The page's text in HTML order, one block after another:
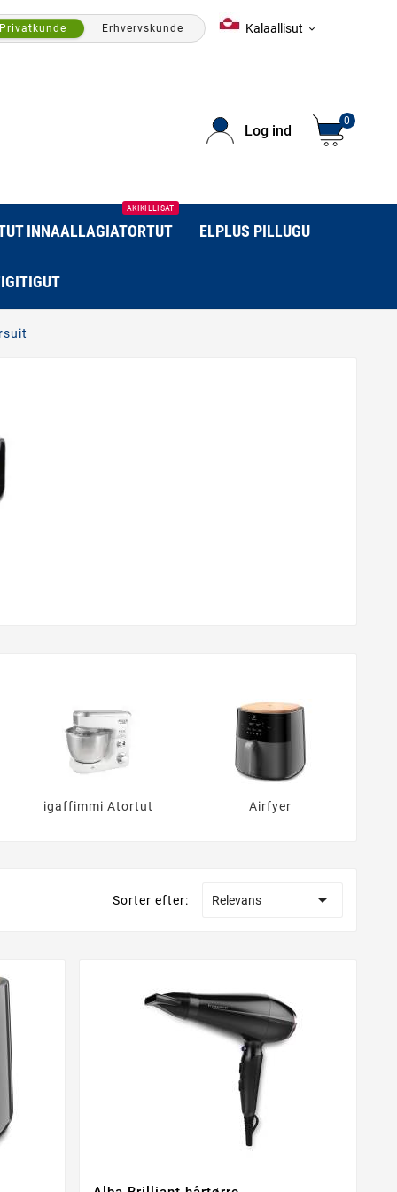
Privatkunde Erhvervskunde Kalaallisut 
Log ind
0
INNAALLAGIATORTUT
AKIKILLISAT
ELPLUS PILLUGU
igaffimmi Atortut Airfyer
Sorter efter: Relevans 